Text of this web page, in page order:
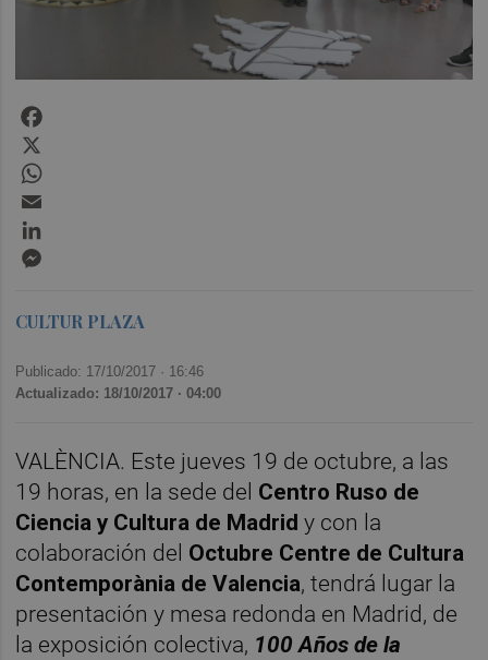
CULTUR PLAZA
Publicado: 17/10/2017 · 16:46
Actualizado: 18/10/2017 · 04:00
VALÈNCIA. Este jueves 19 de octubre, a las
19 horas, en la sede del Centro Ruso de
Ciencia y Cultura de Madridy con la
colaboración del Octubre Centre de Cultura
Contemporània de Valencia, tendrá lugar la
presentación y mesa redonda en Madrid, de
la exposición colectiva, 100 Años de la